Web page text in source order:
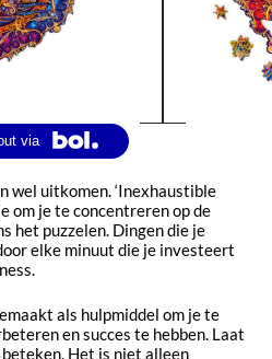
wel uitkomen. ‘Inexhaustible
om je te concentreren op de
het puzzelen. Dingen die je
elke minuut die je investeert
als hulpmiddel om je te
en succes te hebben. Laat
Het is niet alleen